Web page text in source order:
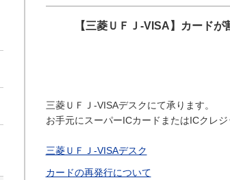
【三菱ＵＦＪ-VISA】カード
三菱ＵＦＪ-VISAデスクにて承ります。
お手元にスーパーICカードまたはICクレ
三菱ＵＦＪ-VISAデスク
カードの再発行について